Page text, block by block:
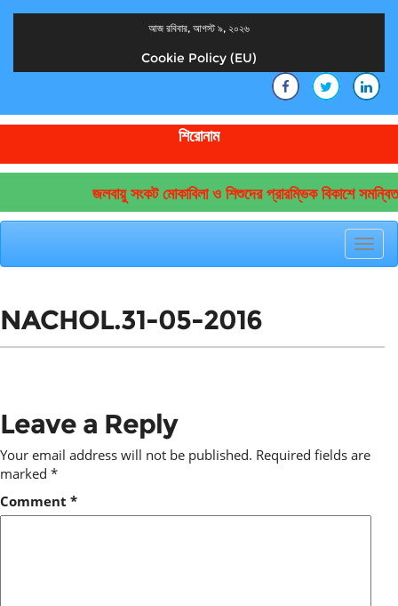
আজ রবিবার, আগস্ট ৯, ২০২৬
Cookie Policy (EU)
শিরোনাম
জলবায়ু সংকট মোকাবিলা ও শিশুদের প্রারম্ভিক বিকাশে
NACHOL.31-05-2016
Leave a Reply
Your email address will not be published. Required fields are
marked *
Comment *